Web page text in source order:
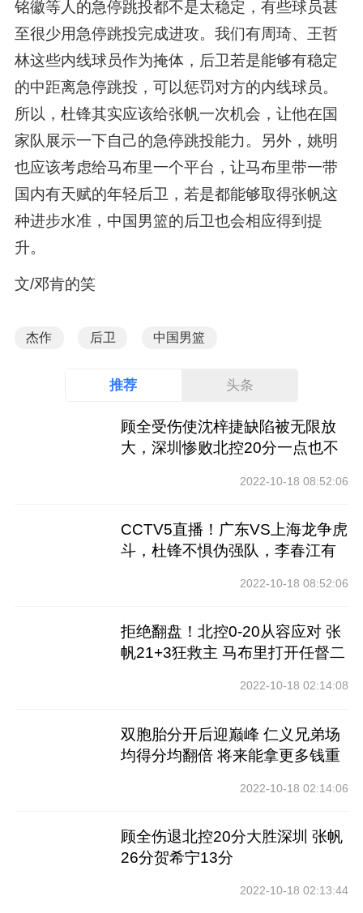
铭徽等人的急停跳投都不是太稳定，有些球员甚
至很少用急停跳投完成进攻。我们有周琦、王哲
林这些内线球员作为掩体，后卫若是能够有稳定
的中距离急停跳投，可以惩罚对方的内线球员。
所以，杜锋其实应该给张帆一次机会，让他在国
家队展示一下自己的急停跳投能力。另外，姚明
也应该考虑给马布里一个平台，让马布里带一带
国内有天赋的年轻后卫，若是都能够取得张帆这
种进步水准，中国男篮的后卫也会相应得到提
升。
文/邓肯的笑
杰作 后卫 中国男篮
推荐 头条
顾全受伤使沈梓捷缺陷被无限放
大，深圳惨败北控20分一点也不
2022-10-18 08:52:06
CCTV5直播！广东VS上海龙争虎
斗，杜锋不惧伪强队，李春江有
2022-10-18 08:52:06
拒绝翻盘！北控0-20从容应对 张
帆21+3狂救主 马布里打开任督二
2022-10-18 02:14:08
双胞胎分开后迎巅峰 仁义兄弟场
均得分均翻倍 将来能拿更多钱重
2022-10-18 02:14:06
顾全伤退北控20分大胜深圳 张帆
26分贺希宁13分
2022-10-18 02:13:44